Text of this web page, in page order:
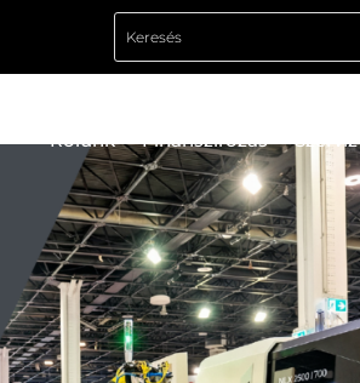
Rólunk Finanszírozás Szerviz